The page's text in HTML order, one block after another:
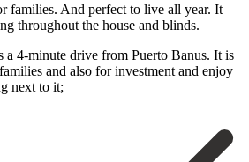
families. And perfect to live all year. It
throughout the house and blinds.
‌a ‌4-minute drive ‌from Puerto ‌Banus. It is
‌and also ‌for investment and ‌enjoy
‌next ‌to ‌it;